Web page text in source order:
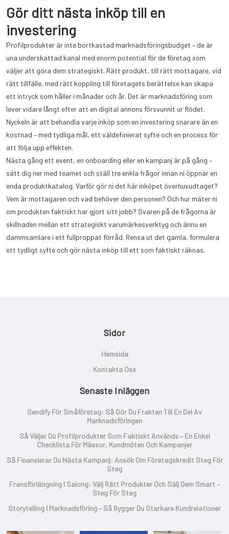
Gör ditt nästa inköp till en
investering
Profilprodukter är inte bortkastad marknadsföringsbudget – de är
una underskattad kanal med enorm potential för de företag som
väljer att göra dem strategiskt. Rätt produkt, till rätt mottagare, vid
rätt tillfälle, med rätt koppling till företagets berättelse kan skapa
ett intryck som håller i månader och år. Det är marknadsföring som
lever vidare långt efter att en digital annons försvunnit ur flödet.
Nyckeln är att behandla varje inköp som en investering snarare än en
kostnad – med tydliga mål, ett väldefinierat syfte och en process för
att följa upp effekten.
Nästa gång ett event, en onboarding eller en kampanj är på gång –
sätt dig ner med teamet och ställ tre enkla frågor innan ni öppnar en
enda produktkatalog. Varför gör ni det här inköpet överhuvudtaget?
Vem är mottagaren och vad behöver den personen? Och hur mäter ni
om produkten faktiskt har gjort sitt jobb? Svaren på de frågorna är
skillnaden mellan ett strategiskt varumärkesverktyg och ännu en
dammsamlare i ett fullproppat förråd. Rensa ut det gamla, formulera
ett tydligt syfte och gör nästa inköp till ett som faktiskt räknas.
Sidor
Hemsida
Kontakta Oss
Senaste Inläggen
Sendify För Småföretag: Så Gör Du Frakten Till En Del Av
Marknadsföringen
Så Väljer Du Profilprodukter Som Faktiskt Används – En Enkel
Checklista För Mässor, Kundmöten Och Kampanjer
Så Finansierar Du Nästa Kampanj: Ansök Om Företagskredit Steg För
Steg
Fransförlängning I Salong: Välj Rätt Produkter Och Sälj Dem Smart –
Steg För Steg
Storytelling I Marknadsföring – Så Bygger Du Starkare Kundrelationer